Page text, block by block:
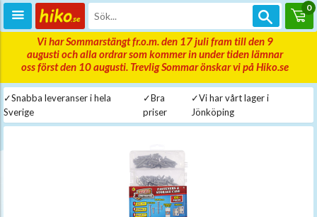
0
Vi har Sommarstängt fr.o.m. den 17 juli fram till den 9
augusti och alla ordrar som kommer in under tiden lämnar
oss först den 10 augusti. Trevlig Sommar önskar vi på Hiko.se
✓Snabba leveranser i hela
Sverige
✓Bra
priser
✓Vi har vårt lager i
Jönköping